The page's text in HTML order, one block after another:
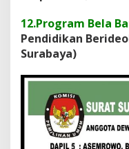
12.Program Bela
Pendidikan
Surabaya)